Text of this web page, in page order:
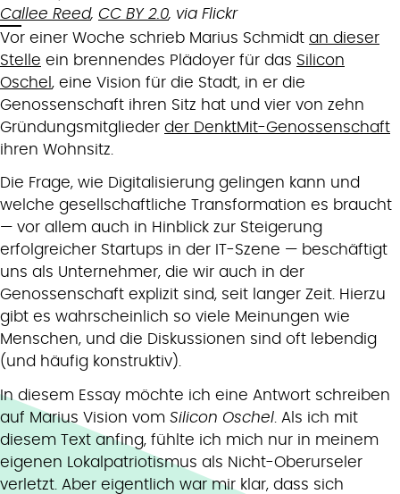
Callee Reed, CC BY 2.0, via Flickr
Vor einer Woche schrieb Marius Schmidt an dieser
Stelle ein brennendes Plädoyer für das Silicon
Oschel , eine Vision für die Stadt, in er die
Genossenschaft ihren Sitz hat und vier von zehn
Gründungsmitglieder der DenktMit-Genossenschaft
ihren Wohnsitz.
Die Frage, wie Digitalisierung gelingen kann und
welche gesellschaftliche Transformation es braucht
— vor allem auch in Hinblick zur Steigerung
erfolgreicher Startups in der IT-Szene — beschäftigt
uns als Unternehmer, die wir auch in der
Genossenschaft explizit sind, seit langer Zeit. Hierzu
gibt es wahrscheinlich so viele Meinungen wie
Menschen, und die Diskussionen sind oft lebendig
(und häufig konstruktiv).
In diesem Essay möchte ich eine Antwort schreiben
auf Marius Vision vom Silicon Oschel . Als ich mit
diesem Text anfing, fühlte ich mich nur in meinem
eigenen Lokalpatriotismus als Nicht-Oberurseler
verletzt. Aber eigentlich war mir klar, dass sich